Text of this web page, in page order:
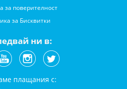
за поверителност
за Бисквитки
ни в:
плащания с: